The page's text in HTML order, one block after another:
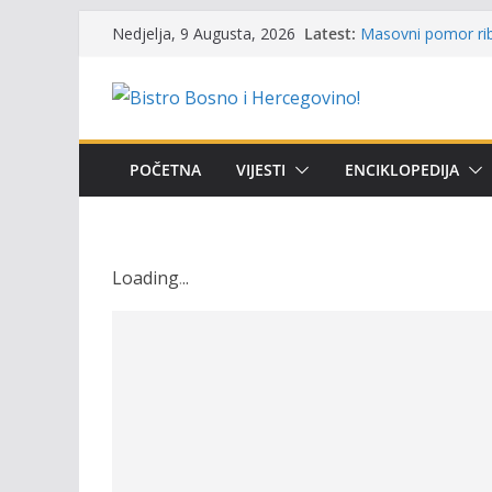
content
Nedjelja, 9 Augusta, 2026 Latest: Masovni pomor
Obavještenje
osobe sa
POČETNA VIJESTI ENCIKLOPEDIJA
Loading...